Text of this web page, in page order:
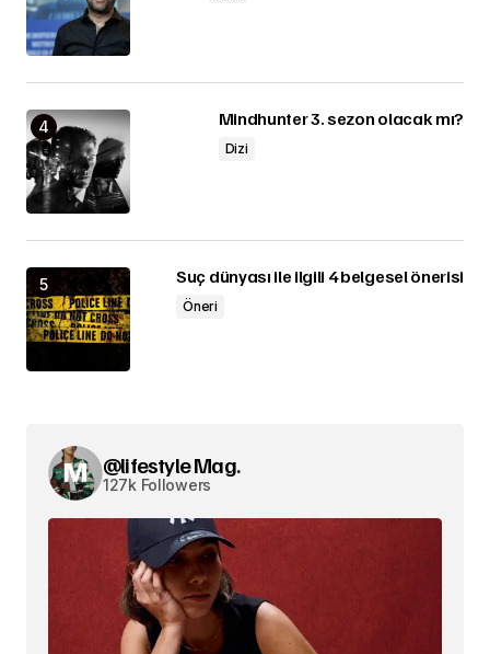
Mindhunter 3. sezon olacak mı?
Dizi
Suç dünyası ile ilgili 4 belgesel önerisi
Öneri
@lifestyle Mag.
127k Followers